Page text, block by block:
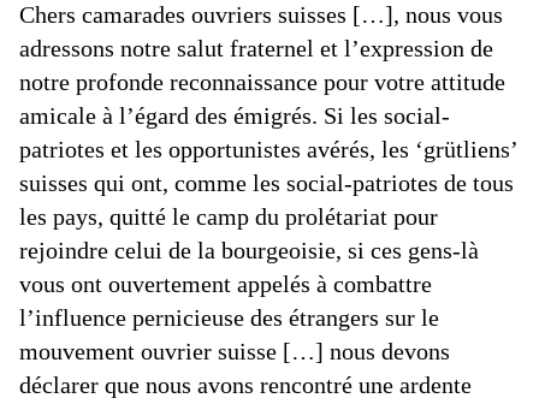
Chers camarades ouvriers suisses […], nous vous
adressons notre salut fraternel et l’expression de
notre profonde reconnaissance pour votre attitude
amicale à l’égard des émigrés. Si les social-
patriotes et les opportunistes avérés, les ‘grütliens’
suisses qui ont, comme les social-patriotes de tous
les pays, quitté le camp du prolétariat pour
rejoindre celui de la bourgeoisie, si ces gens-là
vous ont ouvertement appelés à combattre
l’influence pernicieuse des étrangers sur le
mouvement ouvrier suisse […] nous devons
déclarer que nous avons rencontré une ardente